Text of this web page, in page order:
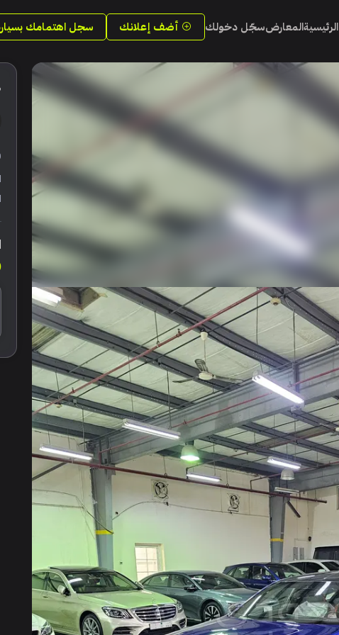
الرئيسيةالمعارضسجّل دخولك أضف إعلانك سجل اهتمامك